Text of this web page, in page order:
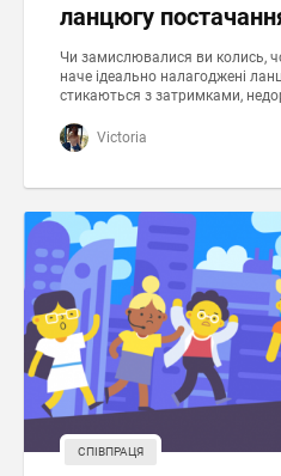
ланцюгу
Чи замислювалися ви колись,
наче ідеально налагоджені
стикаються з затримками,
Victoria
СПІВПРАЦЯ